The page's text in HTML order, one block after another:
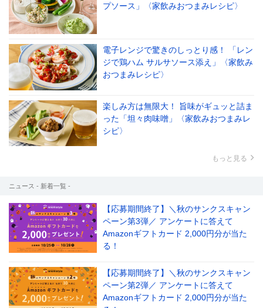
プソース」〈家飲みおつまみレシピ〉
電子レンジで驚きのしっとり感！ 「レン
ジで鶏ハム サルサソース添え」〈家飲み
おつまみレシピ〉
楽しみ方は無限大！ 旨味がギュッと詰ま
った「坦々肉味噌」〈家飲みおつまみレ
シピ〉
もっと見る
ニュース - 新着一覧 -
【応募期間終了】＼秋のサンクスキャン
ペーン第3弾／ アンケートに答えて
Amazonギフトカード 2,000円分が当た
る！
【応募期間終了】＼秋のサンクスキャン
ペーン第2弾／ アンケートに答えて
Amazonギフトカード 2,000円分が当た